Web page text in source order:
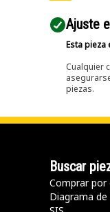
Ajuste
Esta
Cualquier
piezas.
Buscar
Comprar por
Diagrama de